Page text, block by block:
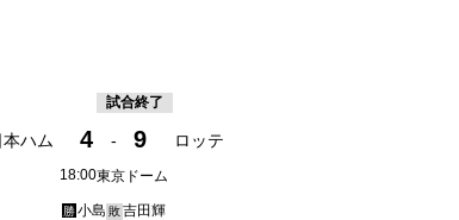
試合終了
本ハム 4 - 9 ロッテ
18:00東京ドーム
勝小島 敗吉田輝